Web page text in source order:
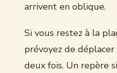
arrivent en oblique.
Si vous restez à la
prévoyez de
deux fois. Un repère